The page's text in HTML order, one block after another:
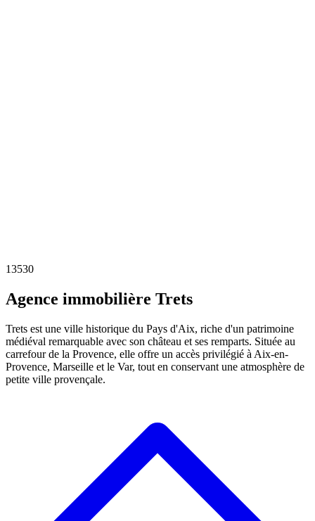
13530
Agence immobilière Trets
Trets est une ville historique du Pays d'Aix, riche d'un patrimoine
médiéval remarquable avec son château et ses remparts. Située au
carrefour de la Provence, elle offre un accès privilégié à Aix-en-
Provence, Marseille et le Var, tout en conservant une atmosphère de
petite ville provençale.